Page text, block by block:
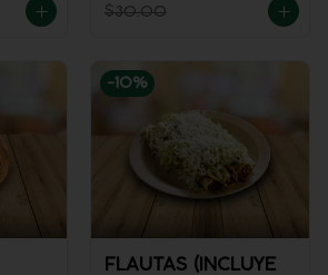
$30.00
-10%
FLAUTAS (INCLUYE